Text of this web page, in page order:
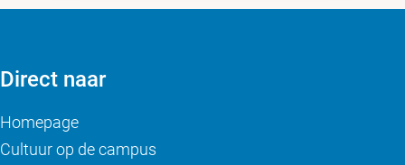
Direct naar
Homepage
Cultuur op de campus